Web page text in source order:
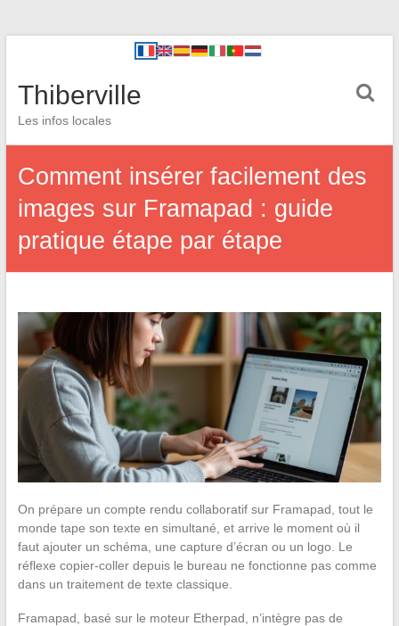
Thiberville
Les infos locales
Comment insérer facilement des
images sur Framapad : guide
pratique étape par étape
On prépare un compte rendu collaboratif sur Framapad, tout le
monde tape son texte en simultané, et arrive le moment où il
faut ajouter un schéma, une capture d’écran ou un logo. Le
réflexe copier-coller depuis le bureau ne fonctionne pas comme
dans un traitement de texte classique.
Framapad, basé sur le moteur Etherpad, n’intègre pas de